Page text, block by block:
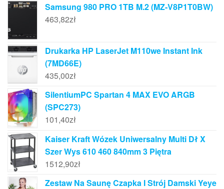
Samsung 980 PRO 1TB M.2 (MZ-V8P1T0BW)
463,82zł
Drukarka HP LaserJet M110we Instant Ink
(7MD66E)
435,00zł
SilentiumPC Spartan 4 MAX EVO ARGB
(SPC273)
101,40zł
Kaiser Kraft Wózek Uniwersalny Multi Dł X
Szer Wys 610 460 840mm 3 Piętra
1512,90zł
Zestaw Na Saunę Czapka I Strój Damski Yeye